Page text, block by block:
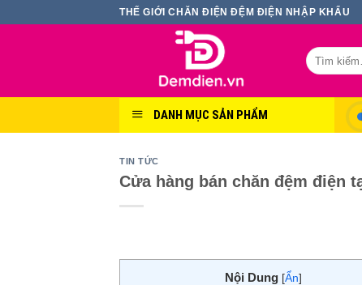
THẾ GIỚI CHĂN ĐIỆN ĐỆM ĐIỆN NHẬP KHẨU
Tìm
kiếm:
DANH MỤC SẢN PHẨM
TIN TỨC
Cửa hàng bán chăn đệm điện
Nội Dung [Ẩn]